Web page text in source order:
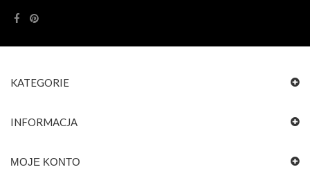
KATEGORIE
INFORMACJA
MOJE KONTO